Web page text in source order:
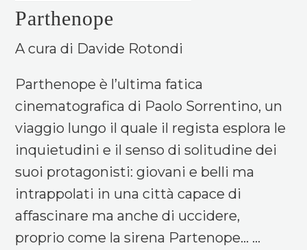
Parthenope
A cura di Davide Rotondi
Parthenope è l’ultima fatica
cinematografica di Paolo Sorrentino, un
viaggio lungo il quale il regista esplora le
inquietudini e il senso di solitudine dei
suoi protagonisti: giovani e belli ma
intrappolati in una città capace di
affascinare ma anche di uccidere,
proprio come la sirena Partenope... ...